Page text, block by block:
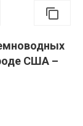
США –